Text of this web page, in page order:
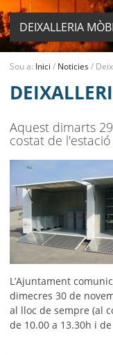
DEIXALLERIA
MUNICIPI
BELL-LLOC
Sou a: Inici / Noticies/
Aquest dimarts
costat de
L’Ajuntament
dimecres 30 de
al lloc de sempre (al
de 10.00 a 13.30h i